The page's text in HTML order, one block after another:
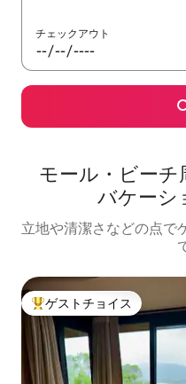
チェックアウト
モール・ビーチ⁠
バ⁠ケ⁠ー⁠シ⁠
立地や清潔さなどの点で
大好評のゲストチョイスで
ゲストチョイス